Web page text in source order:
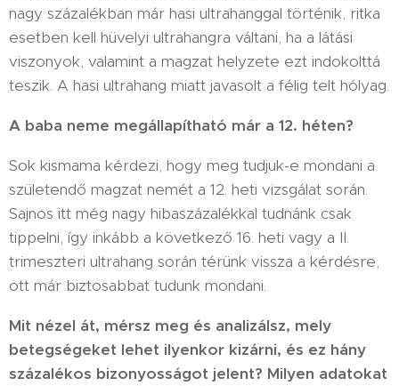
nagy százalékban már hasi ultrahanggal történik, ritka
esetben kell hüvelyi ultrahangra váltani, ha a látási
viszonyok, valamint a magzat helyzete ezt indokolttá
teszik. A hasi ultrahang miatt javasolt a félig telt hólyag.
A baba neme megállapítható már a 12. héten?
Sok kismama kérdezi, hogy meg tudjuk-e mondani a
születendő magzat nemét a 12. heti vizsgálat során.
Sajnos itt még nagy hibaszázalékkal tudnánk csak
tippelni, így inkább a következő 16. heti vagy a II.
trimeszteri ultrahang során térünk vissza a kérdésre,
ott már biztosabbat tudunk mondani.
Mit nézel át, mérsz meg és analizálsz, mely
betegségeket lehet ilyenkor kizárni, és ez hány
százalékos bizonyosságot jelent? Milyen adatokat